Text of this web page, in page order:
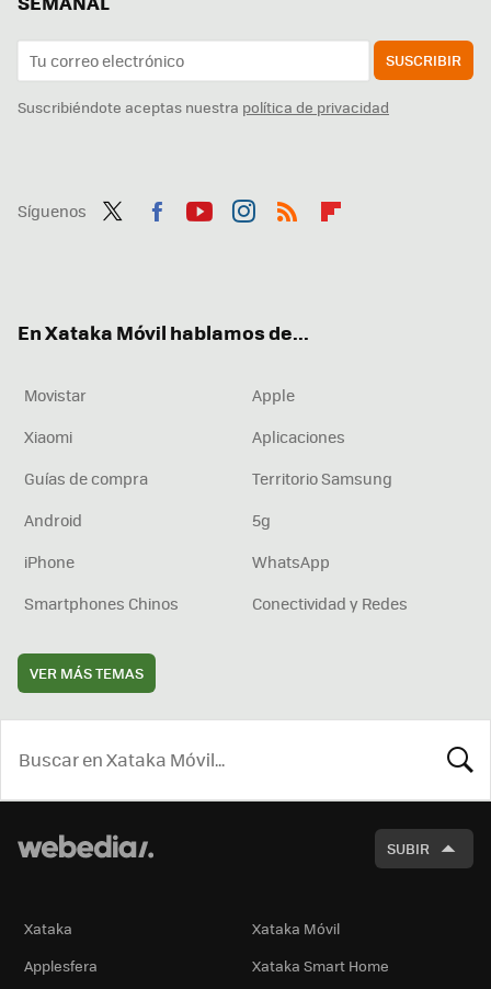
SUSCRIBIR
Suscribiéndote aceptas nuestra política de privacidad
Síguenos
En Xataka Móvil hablamos de...
Movistar
Apple
Xiaomi
Aplicaciones
Guías de compra
Territorio Samsung
Android
5g
iPhone
WhatsApp
Smartphones Chinos
Conectividad y Redes
VER MÁS TEMAS
SUBIR
Xataka
Xataka Móvil
Applesfera
Xataka Smart Home